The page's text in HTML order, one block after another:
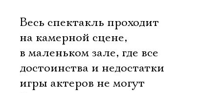
Весь спектакль проходит
на камерной сцене,
в маленьком зале, где все
достоинства и недостатки
игры актеров не могут